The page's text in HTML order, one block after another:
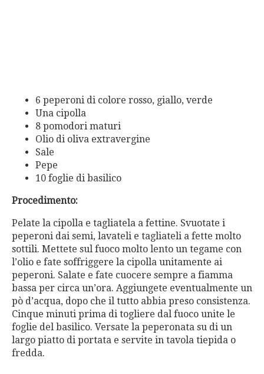
6 peperoni di colore rosso, giallo, verde
Una cipolla
8 pomodori maturi
Olio di oliva extravergine
Sale
Pepe
10 foglie di basilico
Procedimento:
Pelate la cipolla e tagliatela a fettine. Svuotate i
peperoni dai semi, lavateli e tagliateli a fette molto
sottili. Mettete sul fuoco molto lento un tegame con
l’olio e fate soffriggere la cipolla unitamente ai
peperoni. Salate e fate cuocere sempre a fiamma
bassa per circa un’ora. Aggiungete eventualmente un
pò d’acqua, dopo che il tutto abbia preso consistenza.
Cinque minuti prima di togliere dal fuoco unite le
foglie del basilico. Versate la peperonata su di un
largo piatto di portata e servite in tavola tiepida o
fredda.